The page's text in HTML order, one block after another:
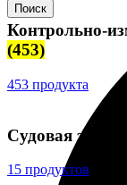
Поиск
Контрольно-
(453)
453 продукта
Судовая
15 продуктов